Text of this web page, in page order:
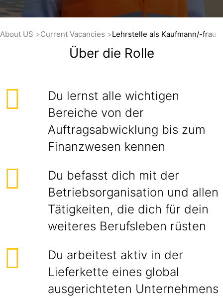
About US Current Vacancies Lehrstelle als Kaufmann/-frau
Über die Rolle
Du lernst alle wichtigen
Bereiche von der
Auftragsabwicklung bis zum
Finanzwesen kennen
Du befasst dich mit der
Betriebsorganisation und allen
Tätigkeiten, die dich für dein
weiteres Berufsleben rüsten
Du arbeitest aktiv in der
Lieferkette eines global
ausgerichteten Unternehmens